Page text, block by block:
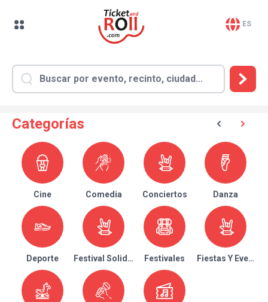
ES
Categorías
Cine Comedia Conciertos Danza
Deporte Festival Solidario Festivales Fiestas Y Eventos